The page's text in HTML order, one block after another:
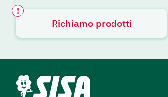
Richiamo prodotti
!
Avviso attivo